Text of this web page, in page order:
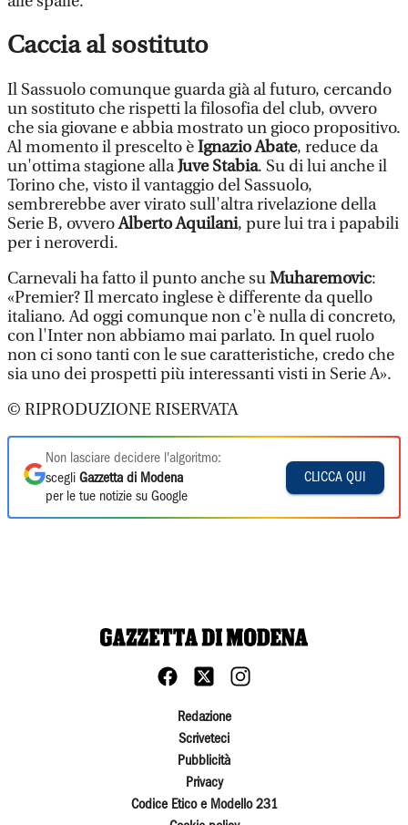
Caccia al sostituto
Il Sassuolo comunque guarda già al futuro, cercando
un sostituto che rispetti la filosofia del club, ovvero
che sia giovane e abbia mostrato un gioco propositivo.
Al momento il prescelto èIgnazio Abate, reduce da
un'ottima stagione allaJuve Stabia. Su di lui anche il
Torino che, visto il vantaggio del Sassuolo,
sembrerebbe aver virato sull'altra rivelazione della
Serie B, ovveroAlberto Aquilani, pure lui tra i papabili
per i neroverdi.
Carnevali ha fatto il punto anche suMuharemovic:
«Premier? Il mercato inglese è differente da quello
italiano. Ad oggi comunque non c'è nulla di concreto,
con l'Inter non abbiamo mai parlato. In quel ruolo
non ci sono tanti con le sue caratteristiche, credo che
sia uno dei prospetti più interessanti visti in Serie A».
© RIPRODUZIONE RISERVATA
Non lasciare decidere l'algoritmo:
scegli Gazzetta di Modena
per le tue notizie su Google
CLICCA QUI
Redazione
Scriveteci
Pubblicità
Privacy
Codice Etico e Modello 231